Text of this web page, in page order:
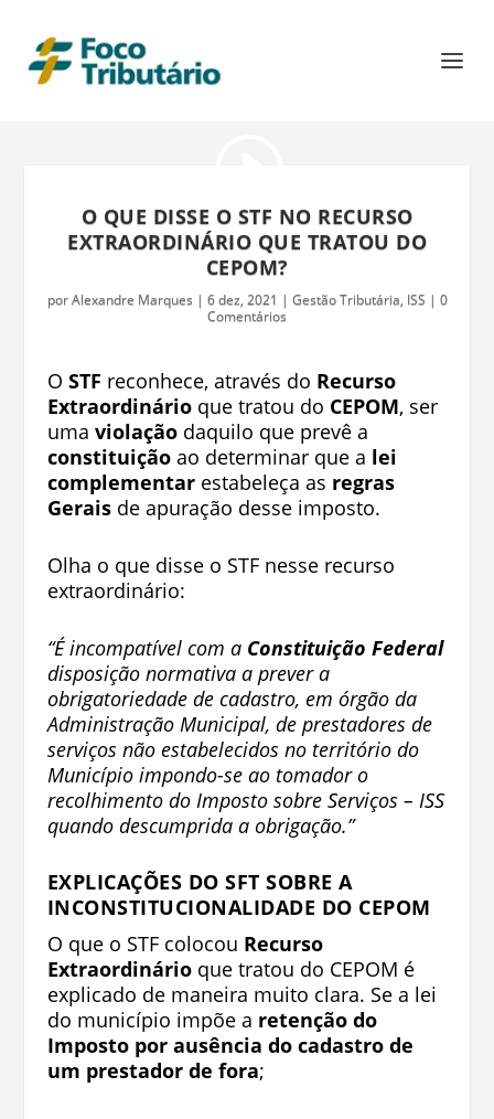
O QUE DISSE O STF NO RECURSO
EXTRAORDINÁRIO QUE TRATOU DO
CEPOM?
porAlexandre Marques | 6 dez, 2021 | Gestão Tributária, ISS | 0
Comentários
O STF reconhece, através do Recurso
Extraordinárioque tratou do CEPOM, ser
uma violaçãodaquilo que prevê a
constituiçãoao determinar que a lei
complementarestabeleça as regras
Geraisde apuração desse imposto.
Olha o que disse o STF nesse recurso
extraordinário:
“É incompatível com a Constituição Federal
disposição normativa a prever a
obrigatoriedade de cadastro, em órgão da
Administração Municipal, de prestadores de
serviços não estabelecidos no território do
Município impondo-se ao tomador o
recolhimento do Imposto sobre Serviços – ISS
quando descumprida a obrigação.”
EXPLICAÇÕES DO SFT SOBRE A
INCONSTITUCIONALIDADE DO CEPOM
O que o STF colocou Recurso
Extraordinárioque tratou do CEPOM é
explicado de maneira muito clara. Se a lei
do município impõe a retenção do
Imposto por ausência do cadastro de
um prestador de fora;